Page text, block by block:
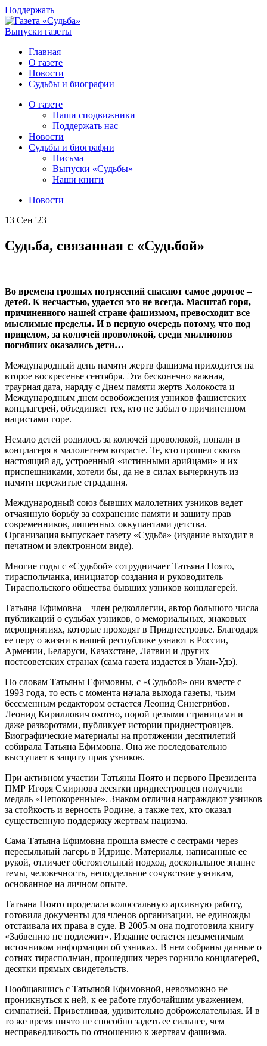
Поддержать
Выпуски газеты
Главная
О газете
Новости
Судьбы и биографии
О газете
Наши сподвижники
Поддержать нас
Новости
Судьбы и биографии
Письма
Выпуски «Судьбы»
Наши книги
Новости
13 Сен '23
Судьба, связанная с «Судьбой»
Во времена грозных потрясений спасают самое дорогое –
детей. К несчастью, удается это не всегда. Масштаб горя,
причиненного нашей стране фашизмом, превосходит все
мыслимые пределы. И в первую очередь потому, что под
прицелом, за колючей проволокой, среди миллионов
погибших оказались дети…
Международный день памяти жертв фашизма приходится на
второе воскресенье сентября. Эта бесконечно важная,
траурная дата, наряду с Днем памяти жертв Холокоста и
Международным днем освобождения узников фашистских
концлагерей, объединяет тех, кто не забыл о причиненном
нацистами горе.
Немало детей родилось за колючей проволокой, попали в
концлагеря в малолетнем возрасте. Те, кто прошел сквозь
настоящий ад, устроенный «истинными арийцами» и их
приспешниками, хотели бы, да не в силах вычеркнуть из
памяти пережитые страдания.
Международный союз бывших малолетних узников ведет
отчаянную борьбу за сохранение памяти и защиту прав
современников, лишенных оккупантами детства.
Организация выпускает газету «Судьба» (издание выходит в
печатном и электронном виде).
Многие годы с «Судьбой» сотрудничает Татьяна Поято,
тираспольчанка, инициатор создания и руководитель
Тираспольского общества бывших узников концлагерей.
Татьяна Ефимовна – член редколлегии, автор большого числа
публикаций о судьбах узников, о мемориальных, знаковых
мероприятиях, которые проходят в Приднестровье. Благодаря
ее перу о жизни в нашей республике узнают в России,
Армении, Беларуси, Казахстане, Латвии и других
постсоветских странах (сама газета издается в Улан-Удэ).
По словам Татьяны Ефимовны, с «Судьбой» они вместе с
1993 года, то есть с момента начала выхода газеты, чьим
бессменным редактором остается Леонид Синегрибов.
Леонид Кириллович охотно, порой целыми страницами и
даже разворотами, публикует истории приднестровцев.
Биографические материалы на протяжении десятилетий
собирала Татьяна Ефимовна. Она же последовательно
выступает в защиту прав узников.
При активном участии Татьяны Поято и первого Президента
ПМР Игоря Смирнова десятки приднестровцев получили
медаль «Непокоренные». Знаком отличия награждают узников
за стойкость и верность Родине, а также тех, кто оказал
существенную поддержку жертвам нацизма.
Сама Татьяна Ефимовна прошла вместе с сестрами через
пересыльный лагерь в Идрице. Материалы, написанные ее
рукой, отличает обстоятельный подход, доскональное знание
темы, человечность, неподдельное сочувствие узникам,
основанное на личном опыте.
Татьяна Поято проделала колоссальную архивную работу,
готовила документы для членов организации, не единожды
отстаивала их права в суде. В 2005-м она подготовила книгу
«Забвению не подлежит». Издание остается незаменимым
источником информации об узниках. В нем собраны данные о
сотнях тираспольчан, прошедших через горнило концлагерей,
десятки прямых свидетельств.
Пообщавшись с Татьяной Ефимовной, невозможно не
проникнуться к ней, к ее работе глубочайшим уважением,
симпатией. Приветливая, удивительно доброжелательная. И в
то же время ничто не способно задеть ее сильнее, чем
несправедливость по отношению к жертвам фашизма.